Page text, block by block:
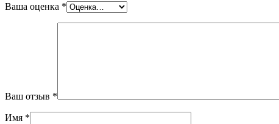
Ваша оценка *
Ваш отзыв *
Имя *